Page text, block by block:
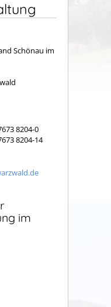
Schönau im
8204-0
8204-14
im